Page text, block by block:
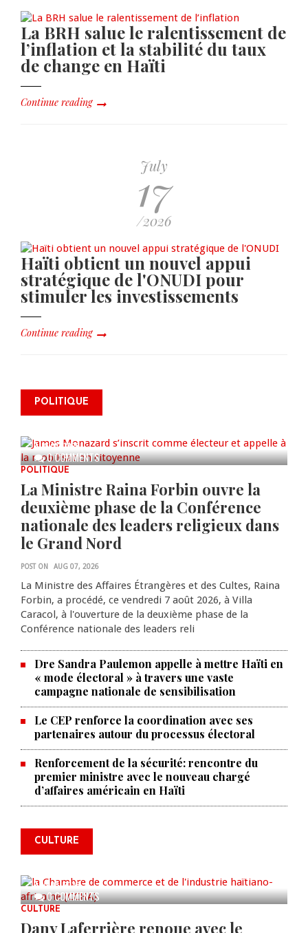
La BRH salue le ralentissement de
l’inflation et la stabilité du taux
de change en Haïti
Continue reading
July
17
/2026
Haïti obtient un nouvel appui
stratégique de l'ONUDI pour
stimuler les investissements
Continue reading
POLITIQUE
0 COMMENTS
James Monazard s’inscrit comme
électeur et appelle à la
AUG 07, 2026
POLITIQUE
La Ministre Raina Forbin ouvre la
deuxième phase de la Conférence
nationale des leaders religieux dans
le Grand Nord
POST ON AUG 07, 2026
La Ministre des Affaires Étrangères et des Cultes, Raina
Forbin, a procédé, ce vendredi 7 août 2026, à Villa
Caracol, à l'ouverture de la deuxième phase de la
Conférence nationale des leaders reli
Dre Sandra Paulemon appelle à mettre Haïti en
« mode électoral » à travers une vaste
campagne nationale de sensibilisation
Le CEP renforce la coordination avec ses
partenaires autour du processus électoral
Renforcement de la sécurité: rencontre du
premier ministre avec le nouveau chargé
d’affaires américain en Haïti
CULTURE
0 COMMENTS
La Chambre de commerce et de
l'industrie haïtiano-africaine
commémorer le 235e
anniversaire de la cérémonie du
AUG 05, 2026
CULTURE
Dany Laferrière renoue avec le